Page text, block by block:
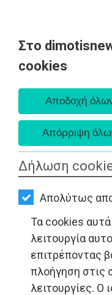
Στο
cookies
Δήλωση
Απολύτως
Τα cookies αυτά
λειτουργία
επιτρέποντας
πλοήγηση στις
λειτουργίες. Ο
AΡΧΙΚΗ
ΕΙΔΗΣΕΙΣ
ΠΟΛΙΤΙΚΗ
ΤΟΠΙΚΗ
ΟΙΚΟΝΟΜΙΑ
ΑΘΛΗΤΙΣΜΟΣ
ΠΟΛΙΤΙΣΜΟΣ
ΣΠΙΤΙ-
ΚΗΠΟΣ
ΥΓΕΙΑ - Αττική